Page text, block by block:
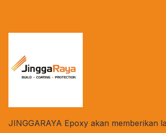
JINGGARAYA Epoxy akan memberikan